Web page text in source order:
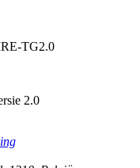
TG2.0
2.0